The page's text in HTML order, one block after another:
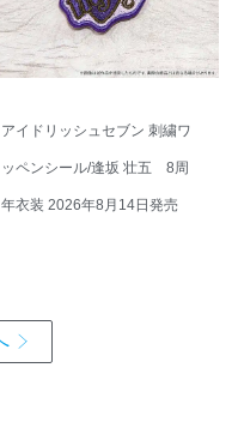
アイドリッシュセブン 刺繍ワ
ッペンシール/逢坂 壮五 8周
年衣装 2026年8月14日発売